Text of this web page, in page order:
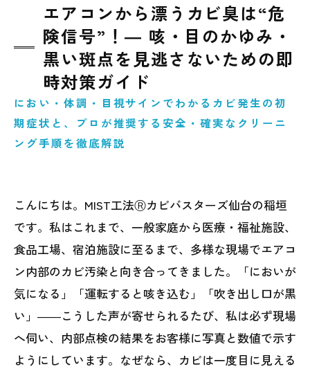
エアコンから漂うカビ臭は“危
険信号”！― 咳・目のかゆみ・
黒い斑点を見逃さないための即
時対策ガイド
におい・体調・目視サインでわかるカビ発生の初
期症状と、プロが推奨する安全・確実なクリーニ
ング手順を徹底解説
こんにちは。MIST工法Ⓡカビバスターズ仙台の稲垣
です。私はこれまで、一般家庭から医療・福祉施設、
食品工場、宿泊施設に至るまで、多様な現場でエアコ
ン内部のカビ汚染と向き合ってきました。「においが
気になる」「運転すると咳き込む」「吹き出し口が黒
い」――こうした声が寄せられるたび、私は必ず現場
へ伺い、内部点検の結果をお客様に写真と数値で示す
ようにしています。なぜなら、カビは一度目に見える